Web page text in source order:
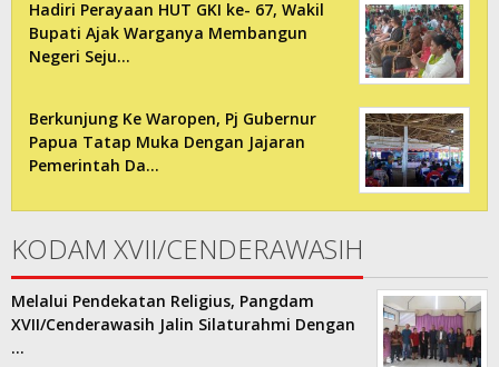
Hadiri Perayaan HUT GKI ke- 67, Wakil
Bupati Ajak Warganya Membangun
Negeri Seju…
Berkunjung Ke Waropen, Pj Gubernur
Papua Tatap Muka Dengan Jajaran
Pemerintah Da…
KODAM XVII/CENDERAWASIH
Melalui Pendekatan Religius, Pangdam
XVII/Cenderawasih Jalin Silaturahmi Dengan
…